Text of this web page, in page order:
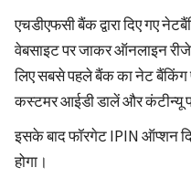
एचडीएफसी बैंक द्वारा दिए गए
वेबसाइट पर जाकर ऑनलाइन
लिए सबसे पहले बैंक का नेट बैंकिंग
कस्टमर आईडी डालें और कंटीन्यू
इसके बाद फॉरगेट IPIN ऑप्शन
होगा।